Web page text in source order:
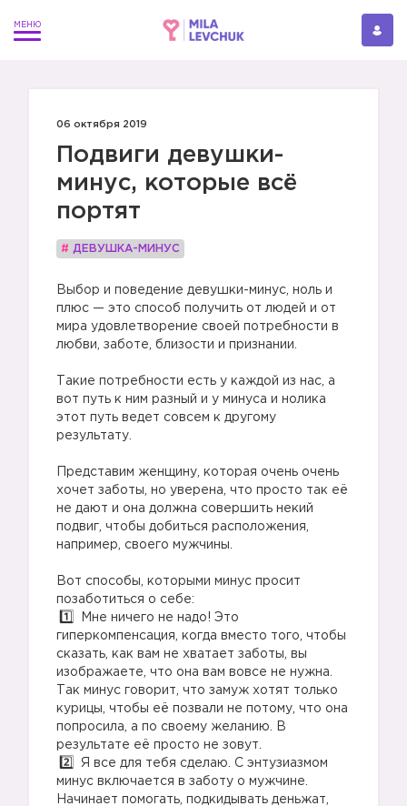
06 октября 2019
Подвиги девушки-
минус, которые всё
портят
# ДЕВУШКА-МИНУС
Выбор и поведение девушки-минус, ноль и
плюс — это способ получить от людей и от
мира удовлетворение своей потребности в
любви, заботе, близости и признании.
Такие потребности есть у каждой из нас, а
вот путь к ним разный и у минуса и нолика
этот путь ведет совсем к другому
результату.
Представим женщину, которая очень очень
хочет заботы, но уверена, что просто так её
не дают и она должна совершить некий
подвиг, чтобы добиться расположения,
например, своего мужчины.
Вот способы, которыми минус просит
позаботиться о себе:
Мне ничего не надо! Это
гиперкомпенсация, когда вместо того, чтобы
сказать, как вам не хватает заботы, вы
изображаете, что она вам вовсе не нужна.
Так минус говорит, что замуж хотят только
курицы, чтобы её позвали не потому, что она
попросила, а по своему желанию. В
результате её просто не зовут.
Я все для тебя сделаю. С энтузиазмом
минус включается в заботу о мужчине.
Начинает помогать, подкидывать деньжат,